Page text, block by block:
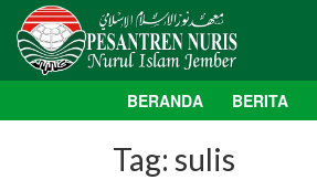
BERANDA BERITA
Tag: sulis